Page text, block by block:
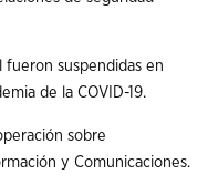
fueron suspendidas en
de la COVID-19.
sobre
y Comunicaciones.